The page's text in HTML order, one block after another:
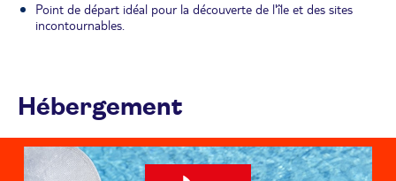
Point de départ idéal pour la découverte de l'île et des sites
incontournables.
Hébergement